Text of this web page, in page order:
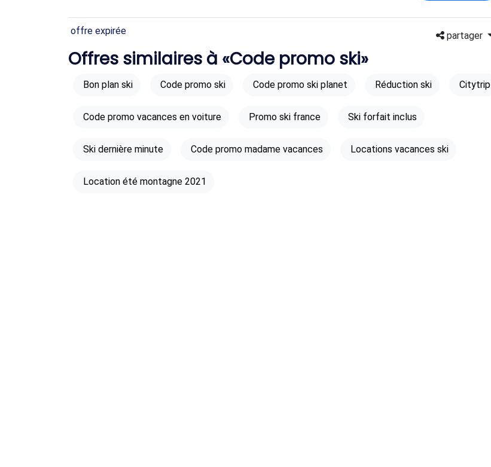
offre expirée partager
Offres similaires à «Code promo ski»
Bon plan ski Code promo ski Code promo ski planet Réduction ski Citytrip
Code promo vacances en voiture Promo ski france Ski forfait inclus
Ski dernière minute Code promo madame vacances Locations vacances ski
Location été montagne 2021